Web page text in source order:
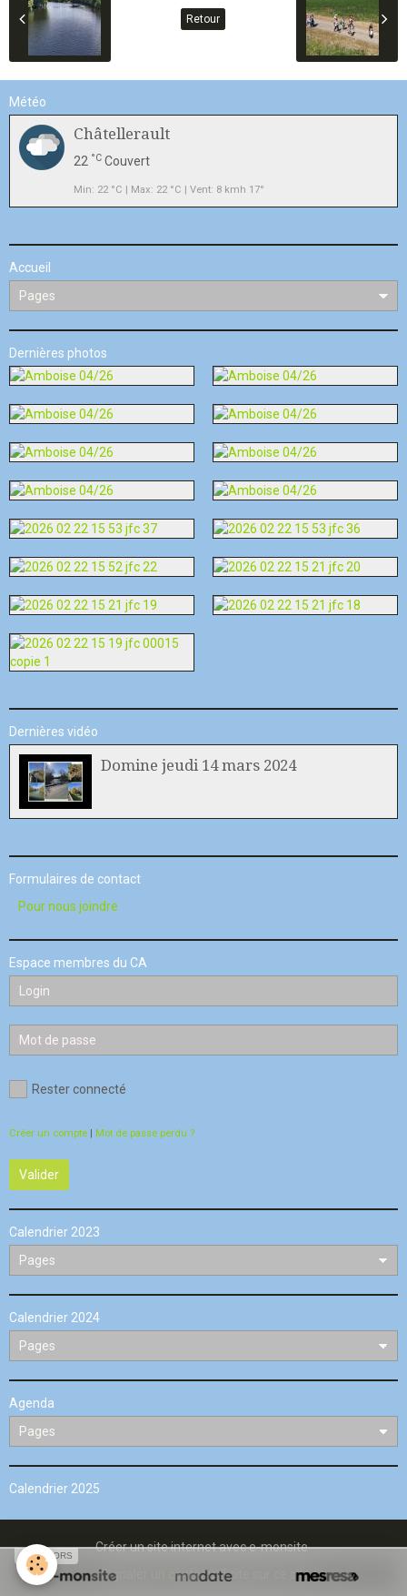
Retour
Météo
Châtellerault
22 °C Couvert
Min: 22 °C | Max: 22 °C | Vent: 8 kmh 17°
Accueil
Dernières photos
Dernières vidéo
Domine jeudi 14 mars 2024
Formulaires de contact
Pour nous joindre
Espace membres du CA
Rester connecté
Créer un compte | Mot de passe perdu ?
Valider
Calendrier 2023
Calendrier 2024
Agenda
Calendrier 2025
Créer un site internet avec e-monsite
Signaler un contenu illicite sur ce site
SPONSORS